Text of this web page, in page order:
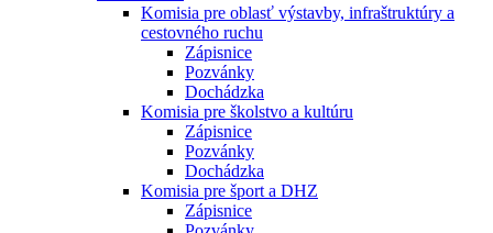
Komisia pre oblasť výstavby, infraštruktúry a
cestovného ruchu
Zápisnice
Pozvánky
Dochádzka
Komisia pre školstvo a kultúru
Zápisnice
Pozvánky
Dochádzka
Komisia pre šport a DHZ
Zápisnice